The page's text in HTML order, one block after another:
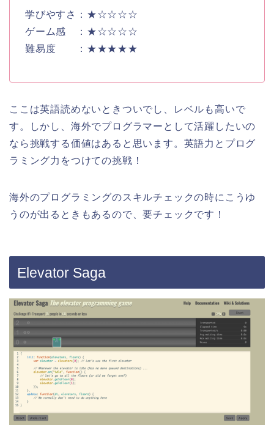
学びやすさ：★☆☆☆☆
ゲーム感 ：★☆☆☆☆
難易度 ：★★★★★
ここは英語読めないときついでし、レベルも高いで
す。しかし、海外でプログラマーとして活躍したいの
なら挑戦する価値はあると思います。英語力とプログ
ラミング力をつけての挑戦！
海外のプログラミングのスキルチェックの時にこうゆ
うのが出るときもあるので、要チェックです！
Elevator Saga